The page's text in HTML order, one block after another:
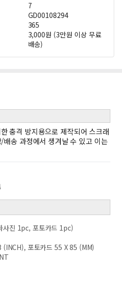
7
GD00108294
365
3,000원 (3만원 이상 무료
배송)
충격 방지용으로 제작되어 스크래
송 과정에서 생겨날 수 있고 이는
사진 1pc, 포토카드 1pc)
(INCH), 포토카드 55 X 85 (MM)